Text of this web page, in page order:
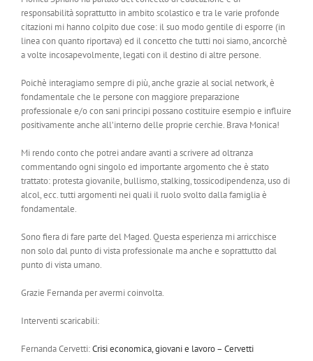
responsabilità soprattutto in ambito scolastico e tra le varie profonde
citazioni mi hanno colpito due cose: il suo modo gentile di esporre (in
linea con quanto riportava) ed il concetto che tutti noi siamo, ancorchè
a volte incosapevolmente, legati con il destino di altre persone.
Poichè interagiamo sempre di più, anche grazie al social network, è
fondamentale che le persone con maggiore preparazione
professionale e/o con sani principi possano costituire esempio e influire
positivamente anche all’interno delle proprie cerchie. Brava Monica!
Mi rendo conto che potrei andare avanti a scrivere ad oltranza
commentando ogni singolo ed importante argomento che è stato
trattato: protesta giovanile, bullismo, stalking, tossicodipendenza, uso di
alcol, ecc. tutti argomenti nei quali il ruolo svolto dalla famiglia è
fondamentale.
Sono fiera di fare parte del Maged. Questa esperienza mi arricchisce
non solo dal punto di vista professionale ma anche e soprattutto dal
punto di vista umano.
Grazie Fernanda per avermi coinvolta.
Interventi scaricabili:
Fernanda Cervetti:Crisi economica, giovani e lavoro – Cervetti